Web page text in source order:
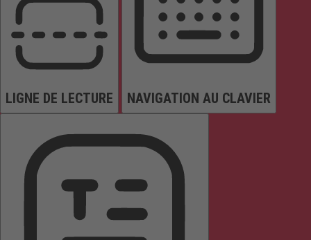
LIGNE DE LECTURE NAVIGATION AU CLAVIER